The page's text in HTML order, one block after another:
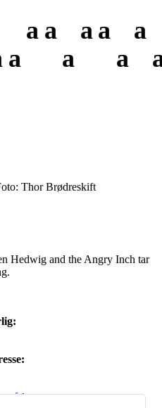
a
a a
a
a a
a
a
Hedwig and the Angry Inch tar